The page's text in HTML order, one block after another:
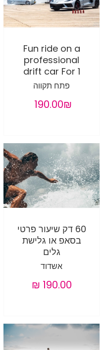
Fun ride on a
professional
drift car For 1
פתח תקווה
‏190.00 ‏₪
60 דק שיעור פרטי
בסאפ או גלישת
גלים
אשדוד